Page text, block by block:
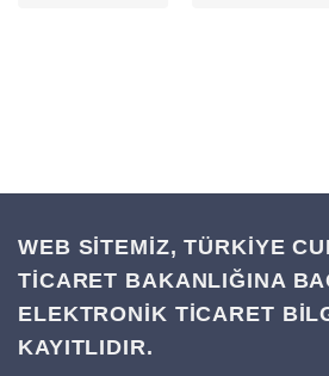
WEB SİTEMİZ, TÜRKİYE
TİCARET BAKANLIĞINA
ELEKTRONİK TİCARET
KAYITLIDIR.